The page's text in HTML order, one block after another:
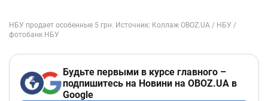
Будьте первыми в курсе главного –
подпишитесь на Новини на OBOZ.UA в
Google